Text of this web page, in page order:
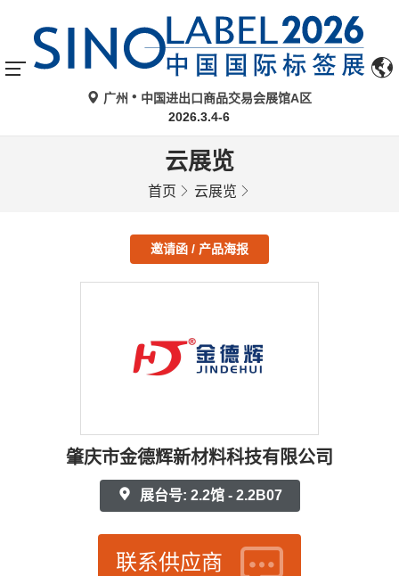
广州
中国进出口商品交易会展馆A区
2026.3.4-6
云展览
首页 云展览
邀请函 / 产品海报
肇庆市金德辉新材料科技有限公司
展台号: 2.2馆 - 2.2B07
联系供应商